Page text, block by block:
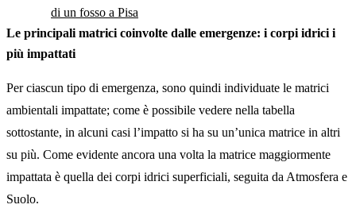
di un fosso a Pisa
Le principali matrici coinvolte dalle emergenze: i corpi idrici i
più impattati
Per ciascun tipo di emergenza, sono quindi individuate le matrici
ambientali impattate; come è possibile vedere nella tabella
sottostante, in alcuni casi l’impatto si ha su un’unica matrice in altri
su più. Come evidente ancora una volta la matrice maggiormente
impattata è quella dei corpi idrici superficiali, seguita da Atmosfera e
Suolo.